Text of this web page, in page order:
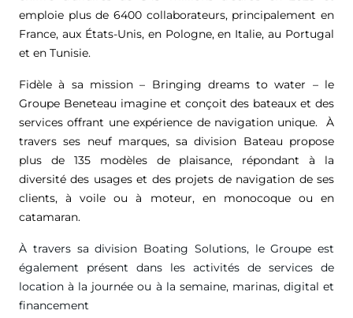
emploie plus de 6400 collaborateurs, principalement en
France, aux États-Unis, en Pologne, en Italie, au Portugal
et en Tunisie.
Fidèle à sa mission – Bringing dreams to water – le
Groupe Beneteau imagine et conçoit des bateaux et des
services offrant une expérience de navigation unique. À
travers ses neuf marques, sa division Bateau propose
plus de 135 modèles de plaisance, répondant à la
diversité des usages et des projets de navigation de ses
clients, à voile ou à moteur, en monocoque ou en
catamaran.
À travers sa division Boating Solutions, le Groupe est
également présent dans les activités de services de
location à la journée ou à la semaine, marinas, digital et
financement